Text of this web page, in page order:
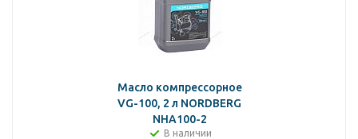
Масло компрессорное
VG-100, 2 л NORDBERG
NHA100-2
В наличии